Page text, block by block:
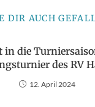
DIR AUCH
in die
des RV
12. April 2024